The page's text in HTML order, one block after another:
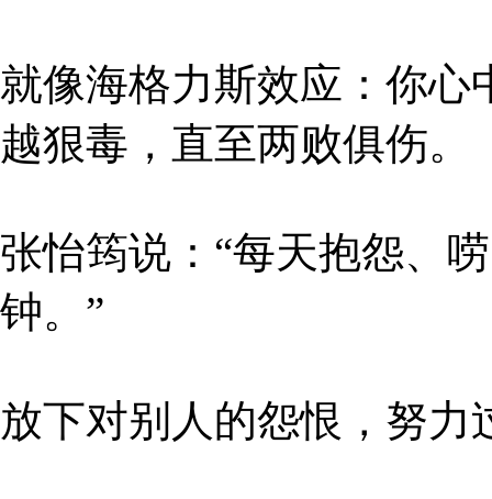
就像海格力斯效应：你心
越狠毒，直至两败俱伤。
张怡筠说：“每天抱怨、
钟。”
放下对别人的怨恨，努力